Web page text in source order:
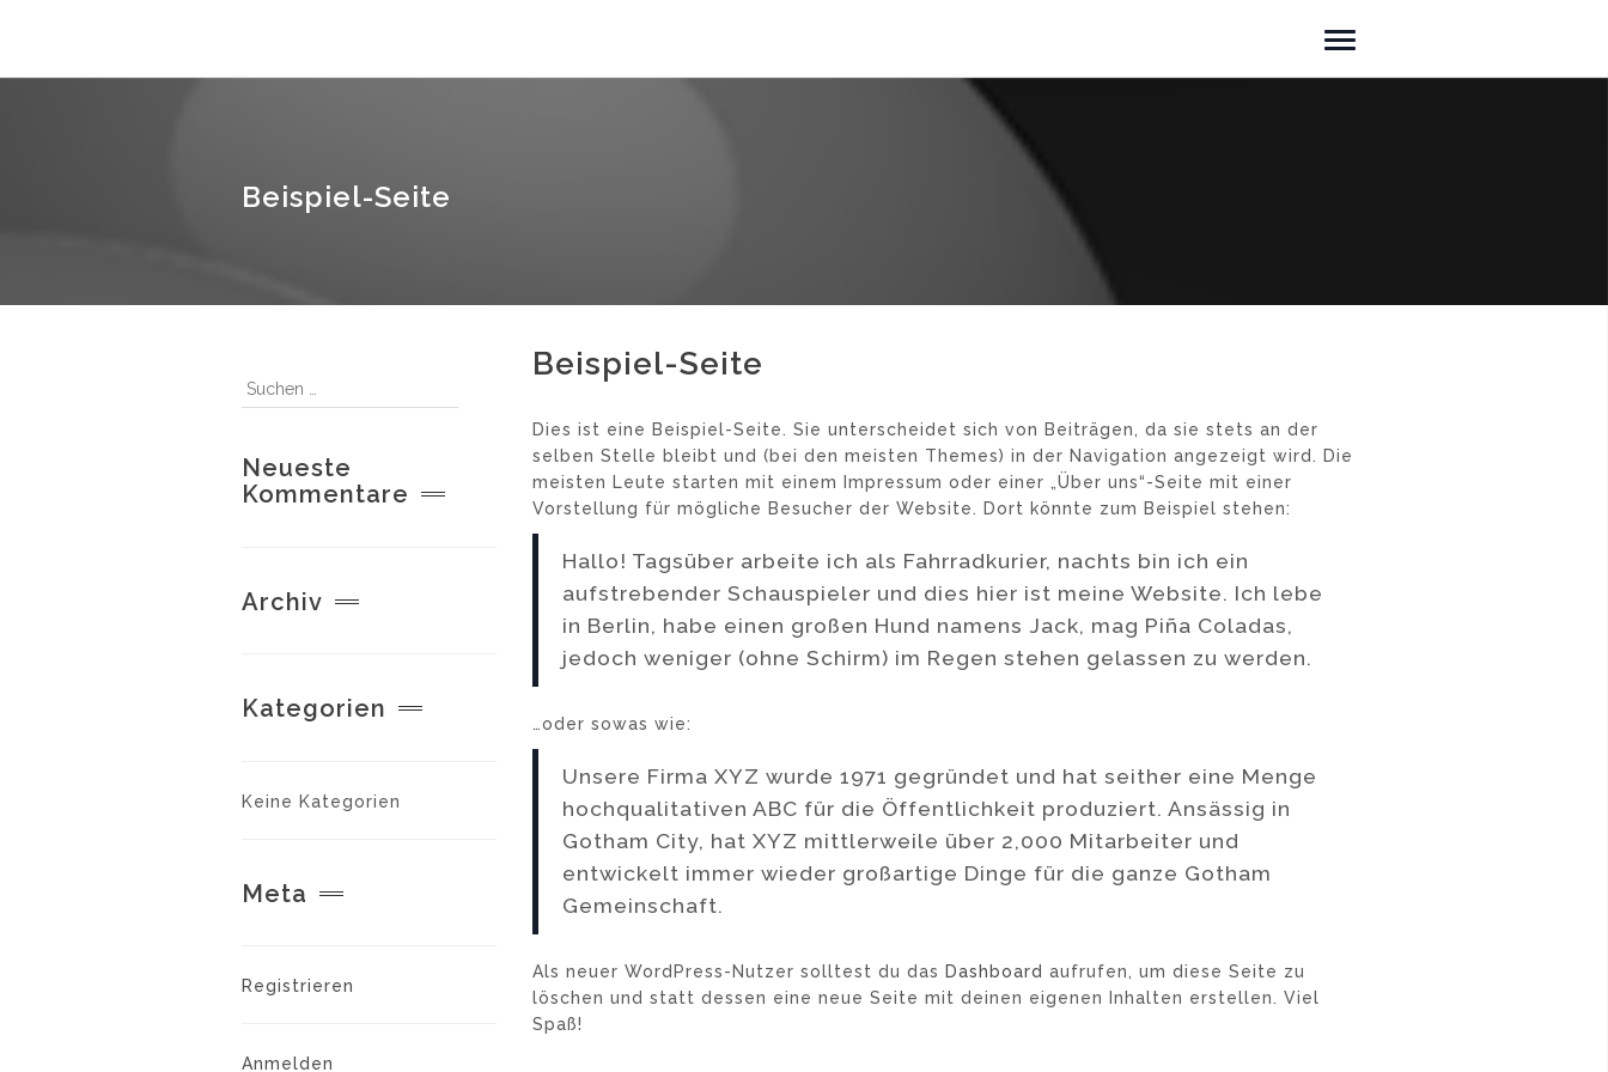
Beispiel-Seite
Neueste
Kommentare
Archiv
Kategorien
Keine Kategorien
Meta
Registrieren
Anmelden
Beispiel-Seite
Dies ist eine Beispiel-Seite. Sie unterscheidet sich von Beiträgen, da sie stets an der
selben Stelle bleibt und (bei den meisten Themes) in der Navigation angezeigt wird. Die
meisten Leute starten mit einem Impressum oder einer „Über uns“-Seite mit einer
Vorstellung für mögliche Besucher der Website. Dort könnte zum Beispiel stehen:
Hallo! Tagsüber arbeite ich als Fahrradkurier, nachts bin ich ein
aufstrebender Schauspieler und dies hier ist meine Website. Ich lebe
in Berlin, habe einen großen Hund namens Jack, mag Piña Coladas,
jedoch weniger (ohne Schirm) im Regen stehen gelassen zu werden.
…oder sowas wie:
Unsere Firma XYZ wurde 1971 gegründet und hat seither eine Menge
hochqualitativen ABC für die Öffentlichkeit produziert. Ansässig in
Gotham City, hat XYZ mittlerweile über 2,000 Mitarbeiter und
entwickelt immer wieder großartige Dinge für die ganze Gotham
Gemeinschaft.
Als neuer WordPress-Nutzer solltest du das Dashboard aufrufen, um diese Seite zu
löschen und statt dessen eine neue Seite mit deinen eigenen Inhalten erstellen. Viel
Spaß!